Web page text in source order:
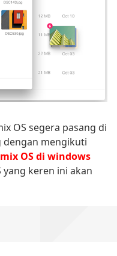
OS segera pasang di
dengan mengikuti
OS di windows
yang keren ini akan